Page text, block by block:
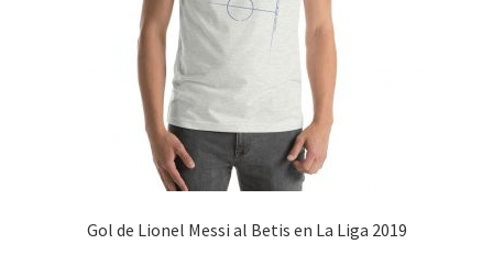
Gol de Lionel Messi al Betis en La Liga 2019